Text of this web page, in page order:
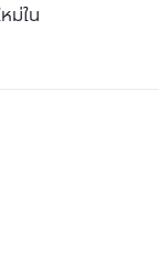
ม่ใน